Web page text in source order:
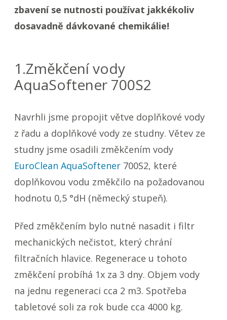
zbavení se nutnosti používat jakkékoliv
dosavadně dávkované chemikálie!
1.Změkčení vody
AquaSoftener 700S2
Navrhli jsme propojit větve doplňkové vody
z řadu a doplňkové vody ze studny. Větev ze
studny jsme osadili změkčením vody
EuroClean AquaSoftener 700S2, které
doplňkovou vodu změkčilo na požadovanou
hodnotu 0,5 °dH (německý stupeň).
Před změkčením bylo nutné nasadit i filtr
mechanických nečistot, který chrání
filtračních hlavice. Regenerace u tohoto
změkčení probíhá 1x za 3 dny. Objem vody
na jednu regeneraci cca 2 m3. Spotřeba
tabletové soli za rok bude cca 4000 kg.